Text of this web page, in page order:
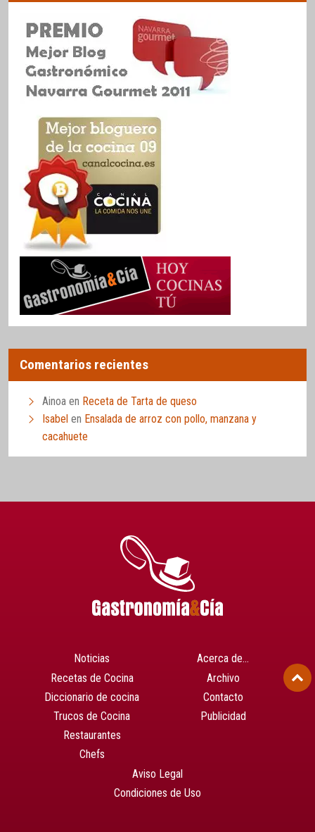
Comentarios recientes
Ainoa en Receta de Tarta de queso
Isabel en Ensalada de arroz con pollo, manzana y
cacahuete
Noticias
Recetas de Cocina
Diccionario de cocina
Trucos de Cocina
Restaurantes
Chefs
Acerca de…
Archivo
Contacto
Publicidad
Aviso Legal
Condiciones de Uso